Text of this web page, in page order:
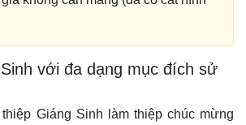
với đa dạng mục đích sử
Giáng Sinh làm thiệp chúc mừng